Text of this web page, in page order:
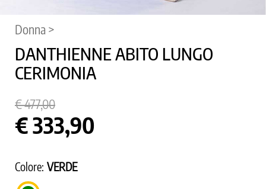
Donna >
DANTHIENNE ABITO LUNGO
CERIMONIA
€ 477,00
€ 333,90
Colore: VERDE